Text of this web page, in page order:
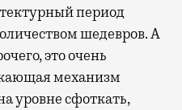
период
шедевров. А
это очень
механизм
уровне сфоткать,